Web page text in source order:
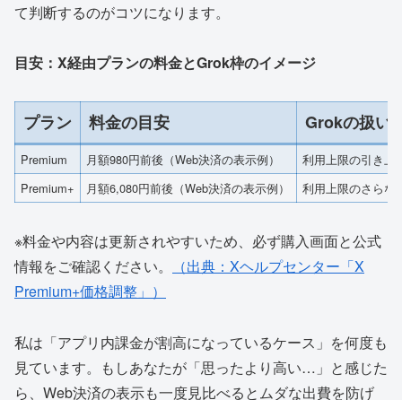
て判断するのがコツになります。
目安：X経由プランの料金とGrok枠のイメージ
プラン 料金の目安 Grokの扱い
Premium 月額980円前後（Web決済の表示例）
利用上限の引き上
Premium+
月額6,080円前後（Web決済の表示例） 利用上限のさらな
※料金や内容は更新されやすいため、必ず購入画面と公式
情報をご確認ください。
（出典：Xヘルプセンター「X
Premium+価格調整」）
私は「アプリ内課金が割高になっているケース」を何度も
見ています。もしあなたが「思ったより高い…」と感じた
ら、Web決済の表示も一度見比べるとムダな出費を防げ